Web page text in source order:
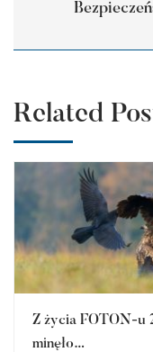
Related
Z życia FOTON-u
minęło…